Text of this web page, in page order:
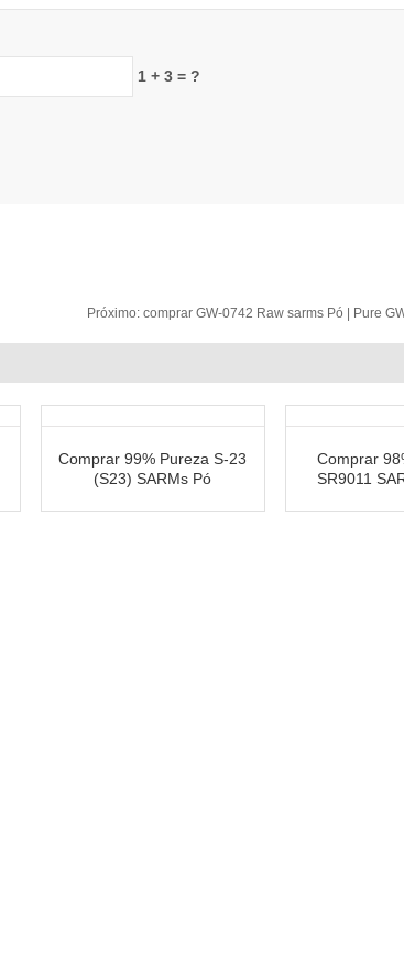
1 + 3 = ?
Próximo: comprar GW-0742 Raw sarms Pó | Pure
Comprar 99% Pureza S-23
(S23) SARMs Pó
Comprar
SR9011